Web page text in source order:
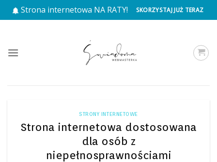
Przewiń
do
Strona internetowa NA RATY! SKORZYSTAJ JUŻ TERAZ
STRONY INTERNETOWE
Strona internetowa dostosowana
dla osób z
niepełnosprawnościami